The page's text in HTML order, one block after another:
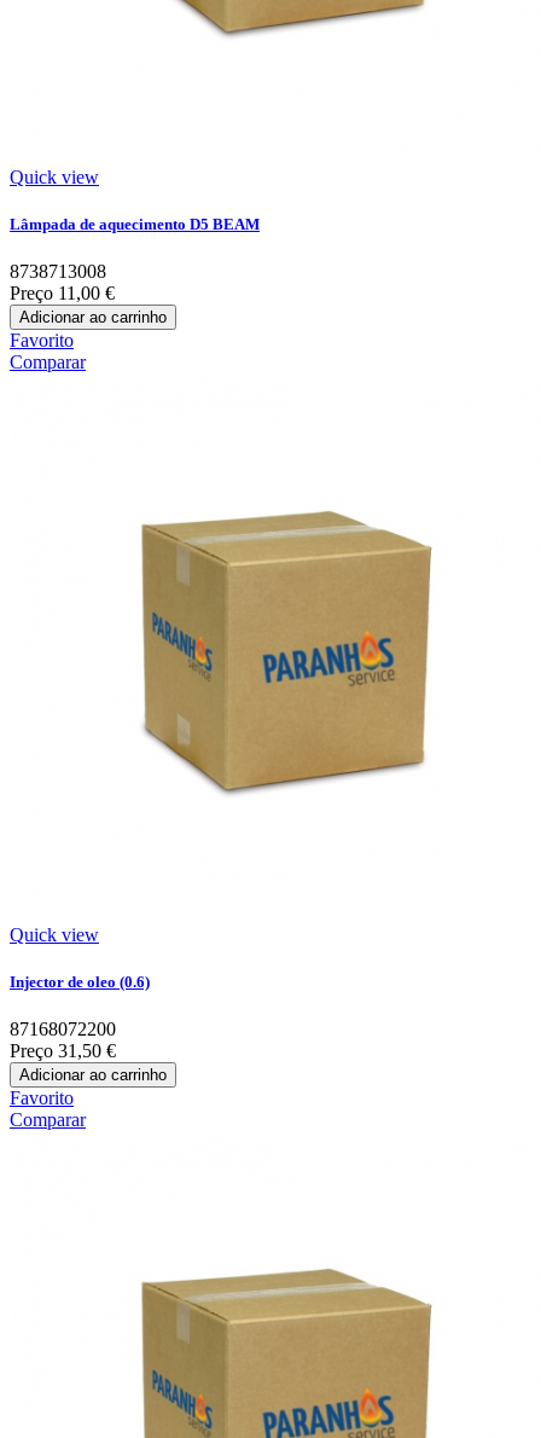
Quick view
Lâmpada de aquecimento D5 BEAM
8738713008
Preço 11,00 €
Adicionar ao carrinho
Favorito
Comparar
Quick view
Injector de oleo (0.6)
87168072200
Preço 31,50 €
Adicionar ao carrinho
Favorito
Comparar